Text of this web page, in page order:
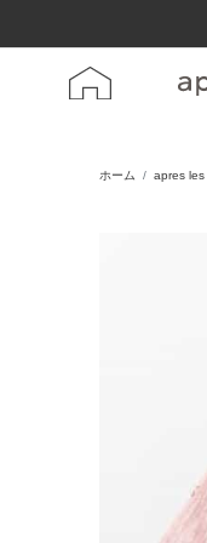
ホーム apres les